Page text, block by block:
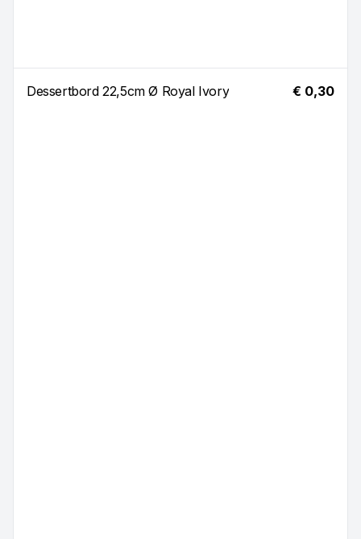
Dessertbord 22,5cm Ø Royal Ivory € 0,30